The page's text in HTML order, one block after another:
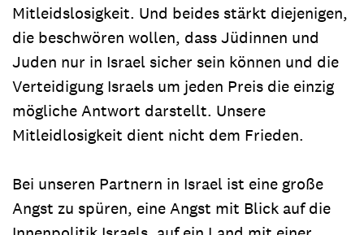
Mitleidslosigkeit. Und beides stärkt diejenigen,
die beschwören wollen, dass Jüdinnen und
Juden nur in Israel sicher sein können und die
Verteidigung Israels um jeden Preis die einzig
mögliche Antwort darstellt. Unsere
Mitleidlosigkeit dient nicht dem Frieden.
Bei unseren Partnern in Israel ist eine große
Angst zu spüren, eine Angst mit Blick auf die